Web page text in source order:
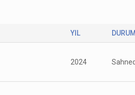
YIL DURUM
2024